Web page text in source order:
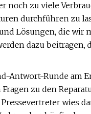
noch zu viele
durchführen zu
Lösungen, die wir
dazu beitragen,
Antwort-Runde am
zu den
wies